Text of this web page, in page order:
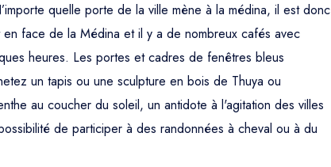
quelle porte de la ville mène à la médina, il est donc
face de la Médina et il y a de nombreux cafés avec
heures. Les portes et cadres de fenêtres bleus
un tapis ou une sculpture en bois de Thuya ou
au coucher du soleil, un antidote à l'agitation des villes
de participer à des randonnées à cheval ou à du